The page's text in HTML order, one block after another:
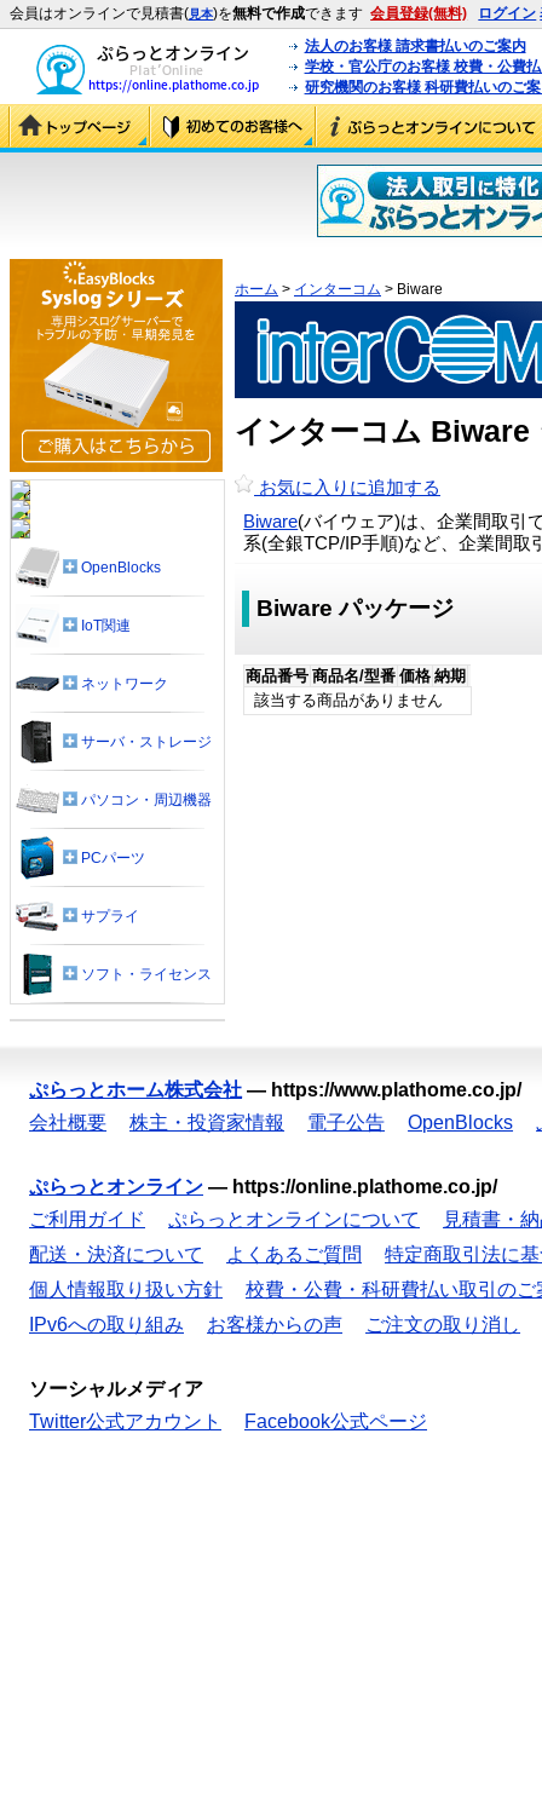
会員はオンラインで見積書(見本)を無料で作成できます 会員登録(無料) ログイン
法人のお客様 請求書払いのご案内
学校・官公庁のお客様 校費・公費
研究機関のお客様 科研費払いのご
ホーム > インターコム > Biware
インターコム Biware
お気に入りに追加する
Biware(バイウェア)は、企業間取引
系(全銀TCP/IP手順)など、企業間取
Biware パッケージ
商品番号 商品名/型番 価格 納期
該当する商品がありません
OpenBlocks
IoT関連
ネットワーク
サーバ・ストレージ
パソコン・周辺機器
PCパーツ
サプライ
ソフト・ライセンス
ぷらっとホーム株式会社 — https://www.plathome.co.jp/
会社概要
株主・投資家情報 電子公告 OpenBlocks
ぷらっとオンライン — https://online.plathome.co.jp/
ご利用ガイド
ぷらっとオンラインについて
見積書・
配送・決済について
よくあるご質問
特定商取引法に
個人情報取り扱い方針
校費・公費・科研費払い取引のご
IPv6への取り組み
お客様からの声 ご注文の取り消し
ソーシャルメディア
Twitter公式アカウント
Facebook公式ページ